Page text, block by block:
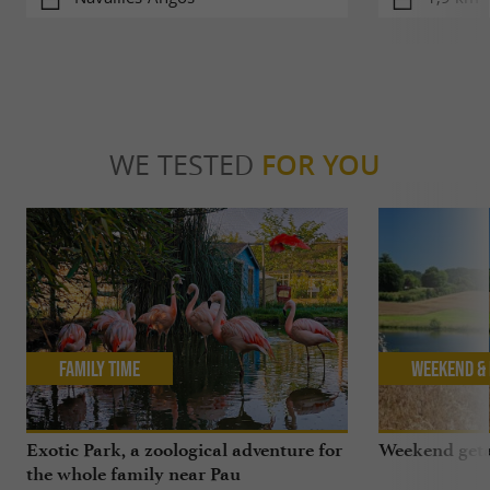
WE TESTED FOR YOU
Exotic Park, a zoological adventure for
the whole family near Pau
Family Time
Weekend
Weekend